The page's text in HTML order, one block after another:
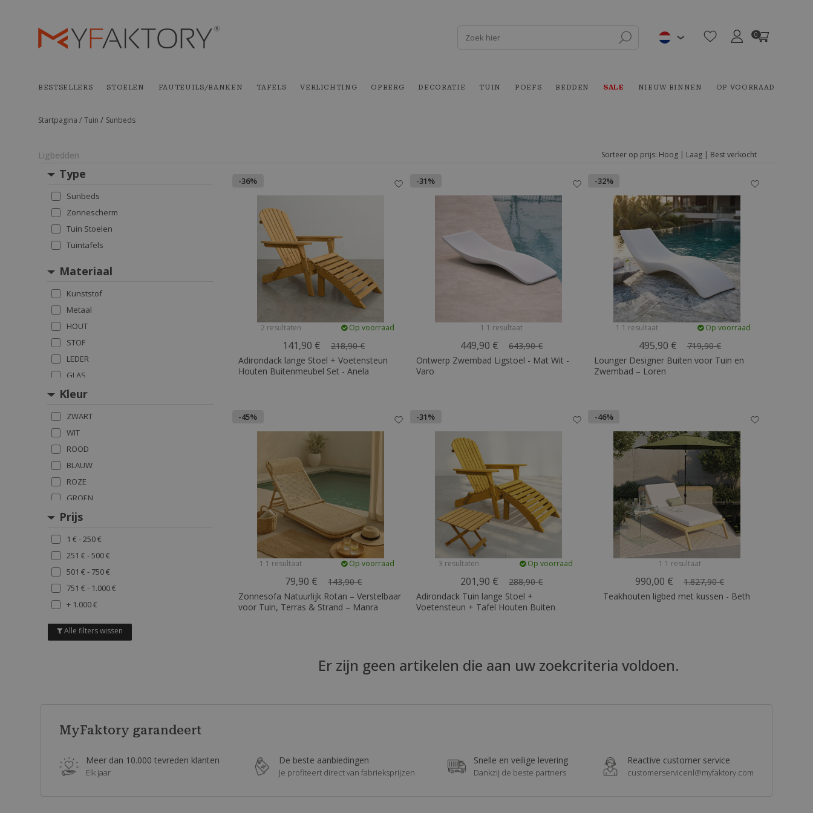
0
BESTSELLERS STOELEN FAUTEUILS/BANKEN TAFELS VERLICHTING OPBERG DECORATIE TUIN POEFS BEDDEN SALE NIEUW BINNEN OP VOORRAAD
Startpagina / Tuin / Sunbeds
Ligbedden Sorteer op prijs: Hoog | Laag | Best verkocht
Type
Sunbeds
Zonnescherm
Tuin Stoelen
Tuintafels
Materiaal
Kunststof
Metaal
HOUT
STOF
LEDER
GLAS
Kleur
ZWART
WIT
ROOD
BLAUW
ROZE
GROEN
GEEL
Prijs
1 € - 250 €
251 € - 500 €
501 € - 750 €
751 € - 1.000 €
+ 1.000 €
Alle filters wissen
-36%
2 resultaten Op voorraad
141,90 €
218,90 €
Adirondack lange Stoel + Voetensteun
Houten Buitenmeubel Set - Anela
-31%
1 1 resultaat
449,90 €
643,90 €
Ontwerp Zwembad Ligstoel - Mat Wit -
Varo
-32%
1 1 resultaat Op voorraad
495,90 €
719,90 €
Lounger Designer Buiten voor Tuin en
Zwembad – Loren
-45%
1 1 resultaat Op voorraad
79,90 €
143,90 €
Zonnesofa Natuurlijk Rotan – Verstelbaar
voor Tuin, Terras & Strand – Manra
-31%
3 resultaten Op voorraad
201,90 €
288,90 €
Adirondack Tuin lange Stoel +
Voetensteun + Tafel Houten Buiten
-46%
1 1 resultaat
990,00 €
1.827,90 €
Teakhouten ligbed met kussen - Beth
Er zijn geen artikelen die aan uw zoekcriteria voldoen.
MyFaktory garandeert
Meer dan 10.000 tevreden klanten
Elk jaar
De beste aanbiedingen
Je profiteert direct van fabrieksprijzen
Snelle en veilige levering
Dankzij de beste partners
Reactive customer service
customerservicenl@myfaktory.com